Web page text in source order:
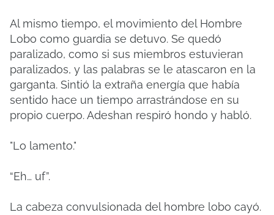
Al mismo tiempo, el movimiento del Hombre
Lobo como guardia se detuvo. Se quedó
paralizado, como si sus miembros estuvieran
paralizados, y las palabras se le atascaron en la
garganta. Sintió la extraña energía que había
sentido hace un tiempo arrastrándose en su
propio cuerpo. Adeshan respiró hondo y habló.
"Lo lamento."
“Eh… uf”.
La cabeza convulsionada del hombre lobo cayó.